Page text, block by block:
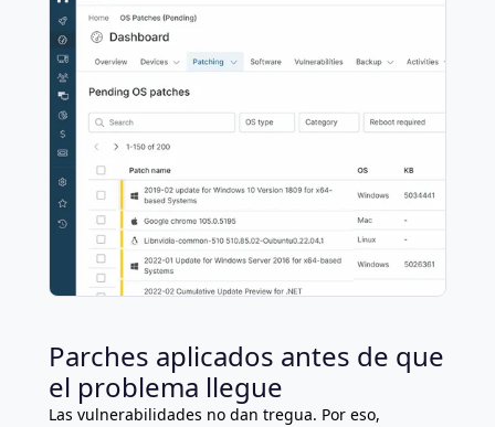
Parches aplicados antes de que
el problema llegue
Las vulnerabilidades no dan tregua. Por eso,